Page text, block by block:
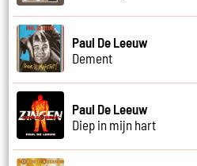
Paul De Leeuw
Dement
Paul De Leeuw
Diep in mijn hart